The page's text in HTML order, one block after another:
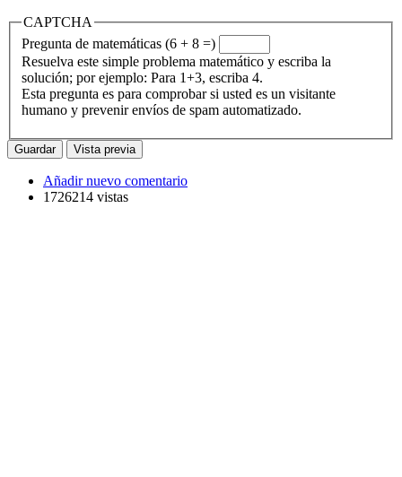
CAPTCHA
Pregunta de matemáticas (6 + 8 =)
Resuelva este simple problema matemático y escriba la
solución; por ejemplo: Para 1+3, escriba 4.
Esta pregunta es para comprobar si usted es un visitante
humano y prevenir envíos de spam automatizado.
Añadir nuevo comentario
1726214 vistas